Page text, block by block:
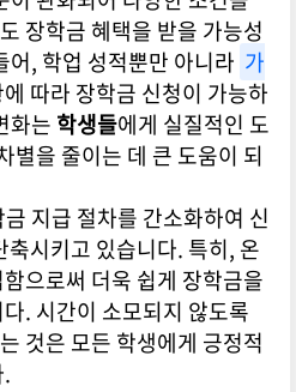
장학금 혜택을 받을 가능성
, 학업 성적뿐만 아니라 가
따라 장학금 신청이 가능하
화는 학생들에게 실질적인 도
별을 줄이는 데 큰 도움이 되
지급 절차를 간소화하여 신
시키고 있습니다. 특히, 온
으로써 더욱 쉽게 장학금을
. 시간이 소모되지 않도록
것은 모든 학생에게 긍정적